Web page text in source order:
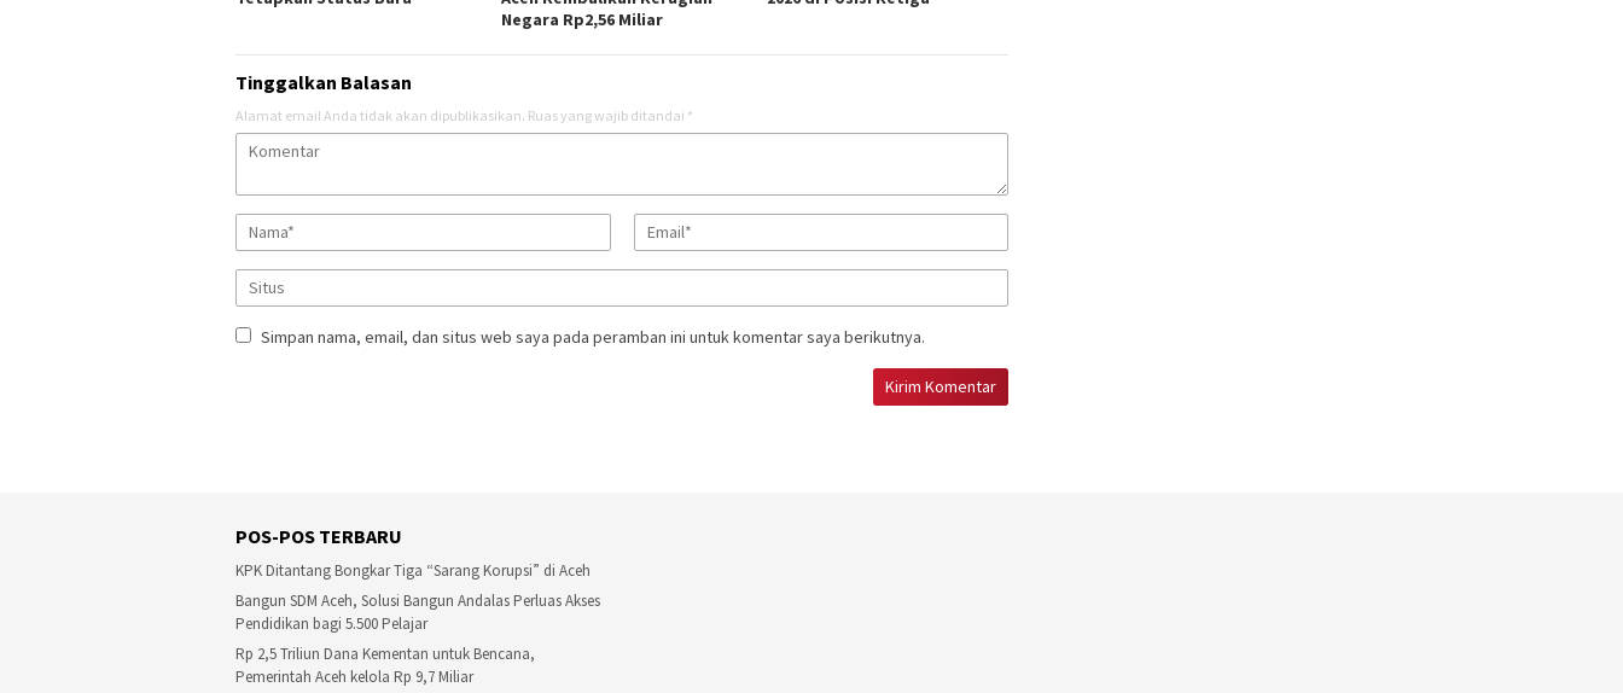
Negara Rp2,56 Miliar
Tinggalkan Balasan
Alamat email Anda tidak akan dipublikasikan. Ruas yang wajib ditandai *
Simpan nama, email, dan situs web saya pada peramban ini untuk komentar saya berikutnya.
POS-POS TERBARU
KPK Ditantang Bongkar Tiga “Sarang Korupsi” di Aceh
Bangun SDM Aceh, Solusi Bangun Andalas Perluas Akses
Pendidikan bagi 5.500 Pelajar
Rp 2,5 Triliun Dana Kementan untuk Bencana,
Pemerintah Aceh kelola Rp 9,7 Miliar